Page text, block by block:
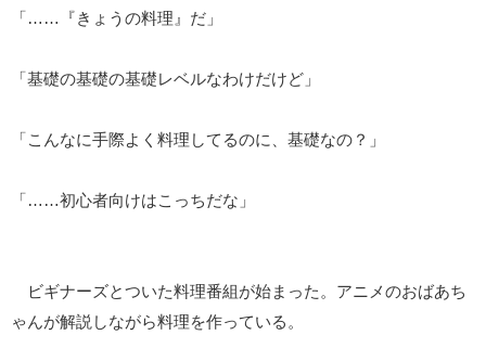
「……『きょうの料理』だ」
「基礎の基礎の基礎レベルなわけだけど」
「こんなに手際よく料理してるのに、基礎なの？」
「……初心者向けはこっちだな」
ビギナーズとついた料理番組が始まった。アニメのおばあち
ゃんが解説しながら料理を作っている。